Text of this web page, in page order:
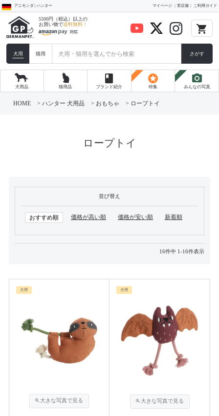
アニモンダ | ハンター マイページ 実店舗 ご利用ガイド
5500円（税込）以上の
お買い物で送料無料！ local_grocery_store
犬用 猫用 さがす
犬用品 猫用品
book
ブランド紹介
stars
特集
photo_camera
みんなの写真
HOME ハンター 犬用品 おもちゃ ロープトイ
ロープトイ
並び替え
おすすめ順 価格が高い順 価格が安い順 新着順
16件中 1-16件表示
犬用 犬用